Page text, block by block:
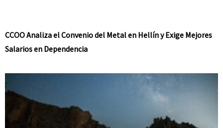
CCOO Analiza el Convenio del Metal en Hellín y Exige Mejores
Salarios en Dependencia